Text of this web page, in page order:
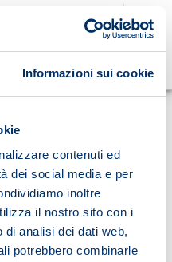
Informazioni sui cookie
contenuti ed
dei social media e per
inoltre
il nostro sito con i
analisi dei dati web,
potrebbero combinarle